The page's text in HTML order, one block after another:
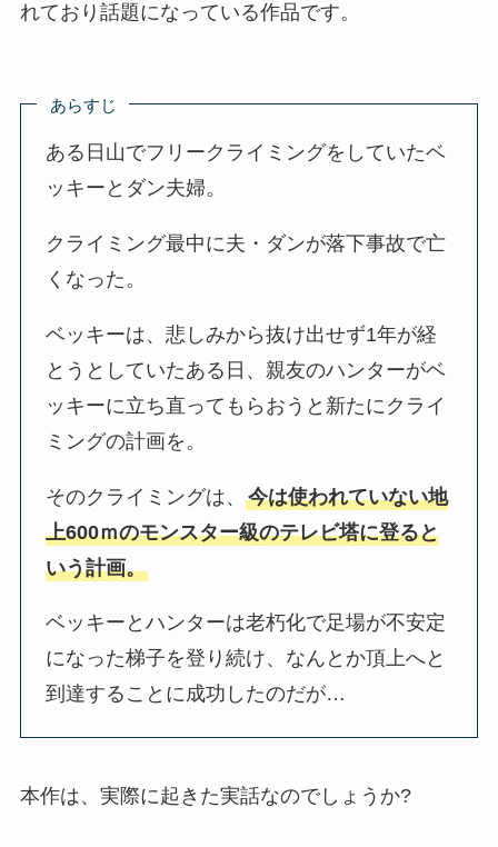
れており話題になっている作品です。
あらすじ
ある日山でフリークライミングをしていたベ
ッキーとダン夫婦。
クライミング最中に夫・ダンが落下事故で亡
くなった。
ベッキーは、悲しみから抜け出せず1年が経
とうとしていたある日、親友のハンターがベ
ッキーに立ち直ってもらおうと新たにクライ
ミングの計画を。
そのクライミングは、今は使われていない地
上600ｍのモンスター級のテレビ塔に登ると
いう計画。
ベッキーとハンターは老朽化で足場が不安定
になった梯子を登り続け、なんとか頂上へと
到達することに成功したのだが…
本作は、実際に起きた実話なのでしょうか?